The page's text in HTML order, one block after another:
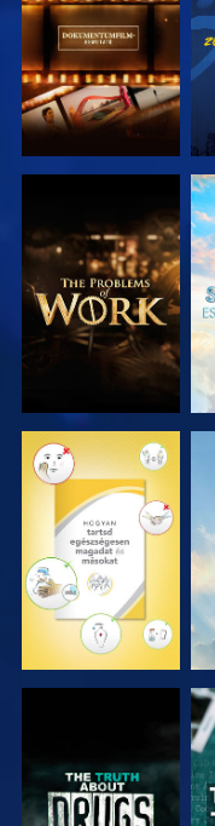
RÉSZEI
A SOROZAT
RÉSZEI
MŰSORNÉZÉS
MŰSORNÉZÉS